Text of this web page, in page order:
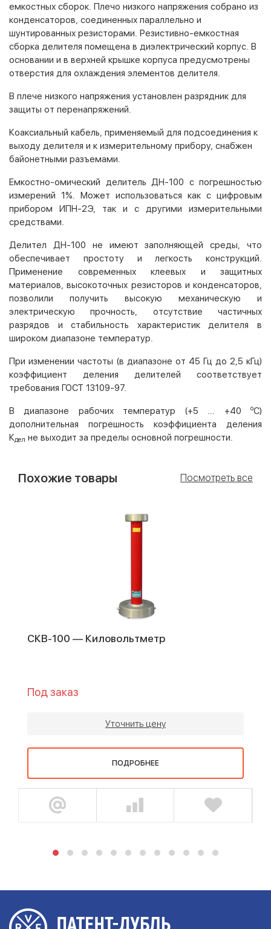
емкостных сборок. Плечо низкого напряжения собрано из
конденсаторов, соединенных параллельно и
шунтированных резисторами. Резистивно-емкостная
сборка делителя помещена в диэлектрический корпус. В
основании и в верхней крышке корпуса предусмотрены
отверстия для охлаждения элементов делителя.
В плече низкого напряжения установлен разрядник для
защиты от перенапряжений.
Коаксиальный кабель, применяемый для подсоединения к
выходу делителя и к измерительному прибору, снабжен
байонетными разъемами.
Емкостно-омический делитель ДН-100 с погрешностью
измерений 1%. Может использоваться как с цифровым
прибором ИПН-2Э, так и с другими измерительными
средствами.
Делител ДН-100 не имеют заполняющей среды, что
обеспечивает простоту и легкость конструкций.
Применение современных клеевых и защитных
материалов, высокоточных резисторов и конденсаторов,
позволили получить высокую механическую и
электрическую прочность, отсутствие частичных
разрядов и стабильность характеристик делителя в
широком диапазоне температур.
При изменении частоты (в диапазоне от 45 Гц до 2,5 кГц)
коэффициент деления делителей соответствует
требования ГОСТ 13109-97.
В диапазоне рабочих температур (+5 ... +40 оС)
дополнительная погрешность коэффициента деления
Кдел не выходит за пределы основной погрешности.
Похожие товары Посмотреть все
СКВ-100 — Киловольтметр
Под заказ
Уточнить цену
ПОДРОБНЕЕ